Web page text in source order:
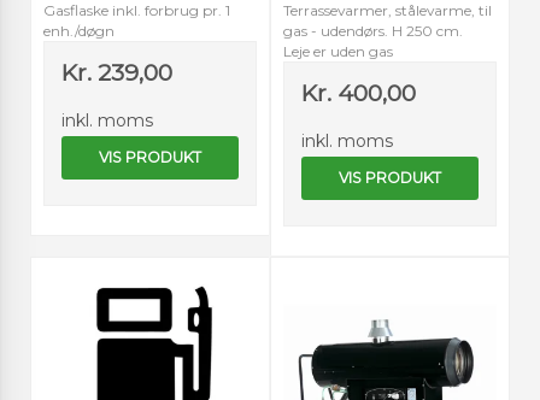
Gasflaske inkl. forbrug pr. 1
enh./døgn
Kr. 239,00
inkl. moms
VIS PRODUKT
Terrassevarmer, stålevarme, til
gas - udendørs. H 250 cm.
Leje er uden gas
Kr. 400,00
inkl. moms
VIS PRODUKT